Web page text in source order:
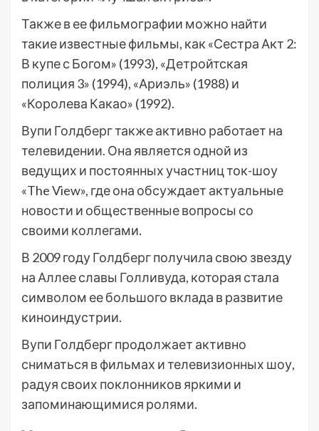
Также в ее фильмографии можно найти
такие известные фильмы, как «Сестра Акт 2:
В купе с Богом» (1993), «Детройтская
полиция 3» (1994), «Ариэль» (1988) и
«Королева Какао» (1992).
Вупи Голдберг также активно работает на
телевидении. Она является одной из
ведущих и постоянных участниц ток-шоу
«The View», где она обсуждает актуальные
новости и общественные вопросы со
своими коллегами.
В 2009 году Голдберг получила свою звезду
на Аллее славы Голливуда, которая стала
символом ее большого вклада в развитие
киноиндустрии.
Вупи Голдберг продолжает активно
сниматься в фильмах и телевизионных шоу,
радуя своих поклонников яркими и
запоминающимися ролями.